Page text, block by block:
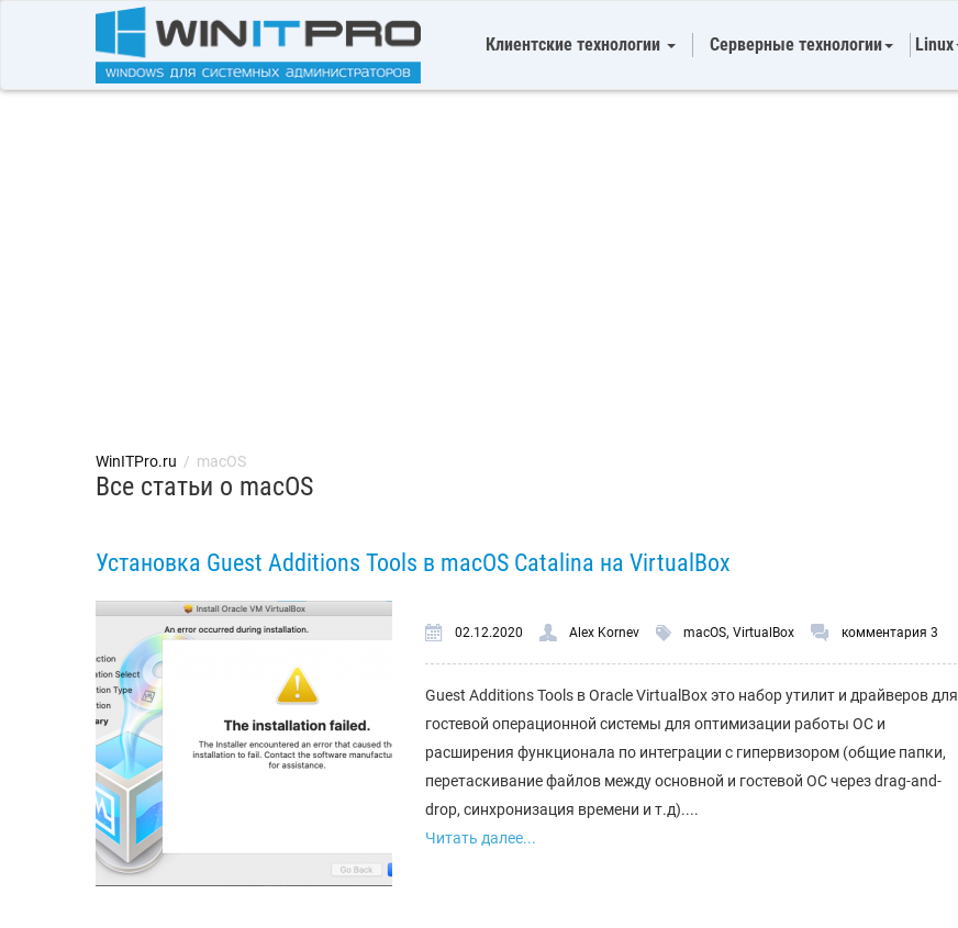
Клиентские технологии Серверные технологии Linux
WinITPro.ru / macOS
Все статьи о macOS
Установка Guest Additions Tools в macOS Catalina на VirtualBox
02.12.2020 Alex Kornev macOS, VirtualBox комментария 3
Guest Additions Tools в Oracle VirtualBox это набор утилит и драйверов для
гостевой операционной системы для оптимизации работы ОС и
расширения функционала по интеграции с гипервизором (общие папки,
перетаскивание файлов между основной и гостевой ОС через drag-and-
drop, синхронизация времени и т.д)....
Читать далее...